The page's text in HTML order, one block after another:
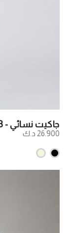
جاكيت نسائي - 941263
26.900 د.ك